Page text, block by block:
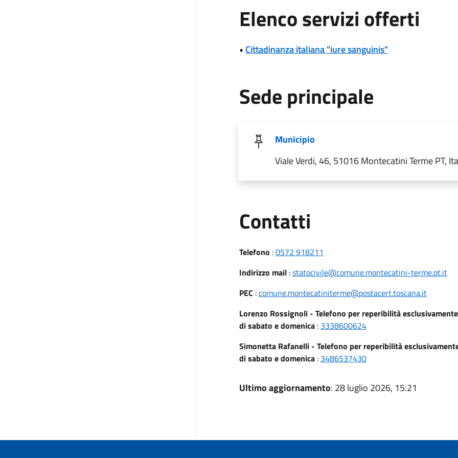
Elenco servizi offerti
• Cittadinanza italiana "iure sanguinis"
Sede principale
Municipio
Viale Verdi, 46, 51016 Montecatini Terme PT,
Contatti
Telefono :0572 918211
Indirizzo mail:statocivile@comune.montecatini-terme.pt.it
PEC :comune.montecatiniterme@postacert.toscana.it
Lorenzo Rossignoli - Telefono per reperibilità
di sabato e domenica: 3338600624
Simonetta Rafanelli - Telefono per reperibilità
di sabato e domenica: 3486537430
Ultimo aggiornamento: 28 luglio 2026, 15:21